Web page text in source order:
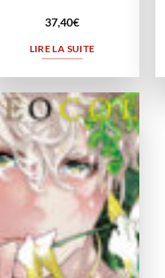
37,40€
LIRE LA SUITE
Ajouter
à la
wishlist